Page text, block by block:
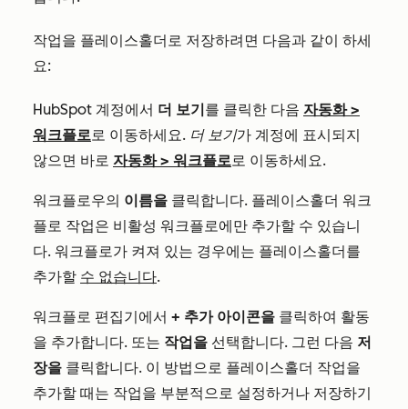
작업을 플레이스홀더로 저장하려면 다음과 같이 하세
요:
HubSpot 계정에서 더 보기를 클릭한 다음 자동화>
워크플로로 이동하세요. 더 보기가 계정에 표시되지
않으면 바로 자동화> 워크플로로 이동하세요.
워크플로우의 이름을 클릭합니다. 플레이스홀더 워크
플로 작업은 비활성 워크플로에만 추가할 수 있습니
다. 워크플로가 켜져 있는 경우에는 플레이스홀더를
추가할 수 없습니다.
워크플로 편집기에서 + 추가아이콘을 클릭하여 활동
을 추가합니다. 또는 작업을 선택합니다. 그런 다음 저
장을 클릭합니다. 이 방법으로 플레이스홀더 작업을
추가할 때는 작업을 부분적으로 설정하거나 저장하기